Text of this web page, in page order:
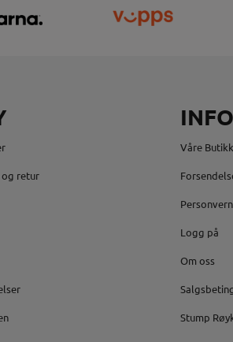
og retur
INFO
Våre
Personvern
Logg på
Om oss
Stump